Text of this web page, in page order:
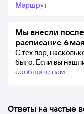
Маршрут
Мы внесли
расписание 6
С тех пор,
было. Если вы
сообщите нам
Ответы на частые